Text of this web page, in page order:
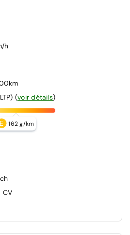
h
(voir détails)
E 162 g/km
CV